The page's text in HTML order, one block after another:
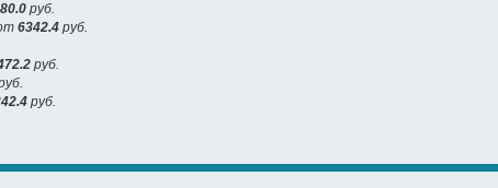
руб.
6342.4 руб.
руб.
руб.